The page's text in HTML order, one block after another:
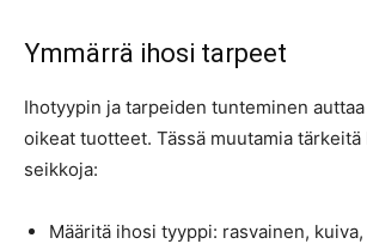
Ymmärrä ihosi tarpeet
Ihotyypin ja tarpeiden tunteminen
oikeat tuotteet. Tässä muutamia
seikkoja:
Määritä ihosi tyyppi: rasvainen,